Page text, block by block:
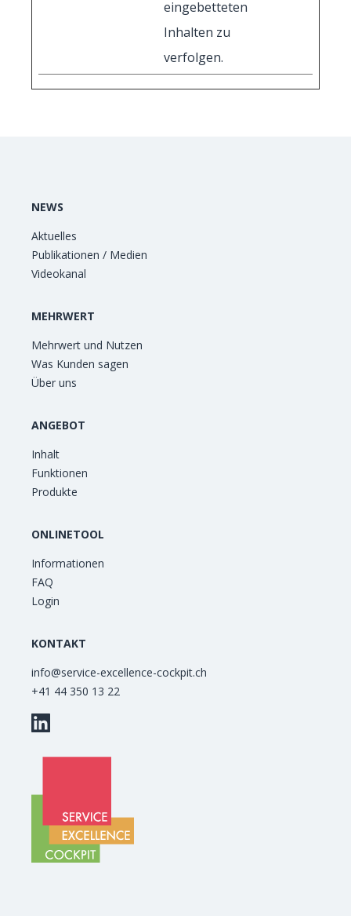
eingebetteten
Inhalten zu
verfolgen.
NEWS
Aktuelles
Publikationen / Medien
Videokanal
MEHRWERT
Mehrwert und Nutzen
Was Kunden sagen
Über uns
ANGEBOT
Inhalt
Funktionen
Produkte
ONLINETOOL
Informationen
FAQ
Login
KONTAKT
info@service-excellence-cockpit.ch
+41 44 350 13 22